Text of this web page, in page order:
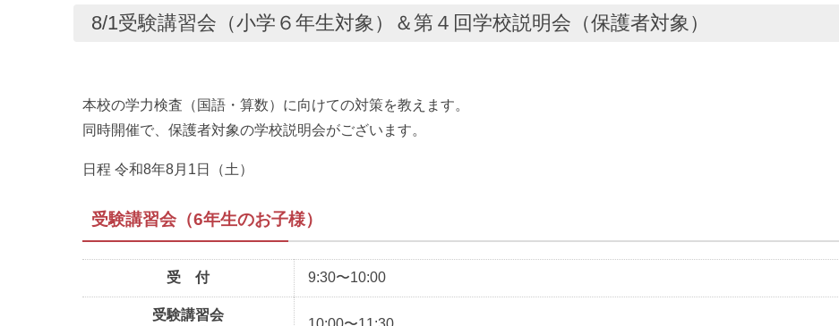
8/1受験講習会（小学６年生対象）＆第４回学校説明会（保護者対象）
本校の学力検査（国語・算数）に向けての対策を教えます。
同時開催で、保護者対象の学校説明会がございます。
日程 令和8年8月1日（土）
受験講習会（6年生のお子様）
受 付 9:30〜10:00
受験講習会